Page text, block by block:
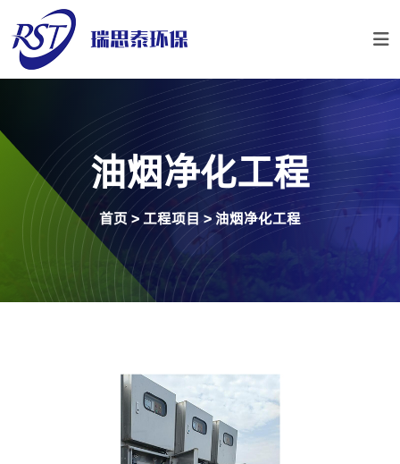
油烟净化工程
首页>工程项目>油烟净化工程